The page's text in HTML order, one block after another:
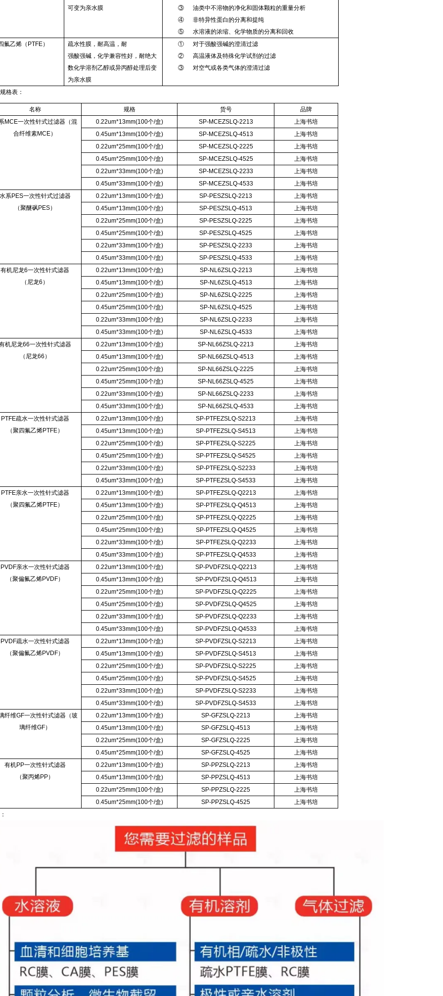
可变为亲水膜
③ 油类中不溶物的净化和固体颗粒的重量分析
④ 非特异性蛋白的分离和提纯
⑤ 水溶液的浓缩、化学物质的分离和回收
氟乙烯（PTFE）
疏水性膜，耐高温，耐
强酸强碱，化学兼容性好，耐绝大
数化学溶剂乙醇或异丙醇处理后变
为亲水膜
① 对于强酸强碱的澄清过滤
② 高温液体及特殊化学试剂的过滤
③ 对空气或各类气体的澄清过滤
格表：
名称 规格 货号
品牌
MCE一次性针式过滤器（混
合纤维素MCE）
0.22um*13mm(100个/盒) SP-MCEZSLQ-2213
上海书培
0.45um*13mm(100个/盒)
SP-MCEZSLQ-4513
上海书培
0.22um*25mm(100个/盒)
SP-MCEZSLQ-2225
上海书培
0.45um*25mm(100个/盒)
SP-MCEZSLQ-4525
上海书培
0.22um*33mm(100个/盒)
SP-MCEZSLQ-2233
上海书培
0.45um*33mm(100个/盒)
SP-MCEZSLQ-4533
上海书培
系PES一次性针式过滤器
（聚醚砜PES）
0.22um*13mm(100个/盒) SP-PESZSLQ-2213
上海书培
0.45um*13mm(100个/盒)
SP-PESZSLQ-4513
上海书培
0.22um*25mm(100个/盒)
SP-PESZSLQ-2225
上海书培
0.45um*25mm(100个/盒)
SP-PESZSLQ-4525
上海书培
0.22um*33mm(100个/盒)
SP-PESZSLQ-2233
上海书培
0.45um*33mm(100个/盒)
SP-PESZSLQ-4533
上海书培
有机尼龙6一次性针式滤器
（尼龙6）
0.22um*13mm(100个/盒) SP-NL6ZSLQ-2213
上海书培
0.45um*13mm(100个/盒)
SP-NL6ZSLQ-4513
上海书培
0.22um*25mm(100个/盒)
SP-NL6ZSLQ-2225
上海书培
0.45um*25mm(100个/盒)
SP-NL6ZSLQ-4525
上海书培
0.22um*33mm(100个/盒)
SP-NL6ZSLQ-2233
上海书培
0.45um*33mm(100个/盒)
SP-NL6ZSLQ-4533
上海书培
机尼龙66一次性针式滤器
（尼龙66）
0.22um*13mm(100个/盒) SP-NL66ZSLQ-2213
上海书培
0.45um*13mm(100个/盒)
SP-NL66ZSLQ-4513
上海书培
0.22um*25mm(100个/盒)
SP-NL66ZSLQ-2225
上海书培
0.45um*25mm(100个/盒)
SP-NL66ZSLQ-4525
上海书培
0.22um*33mm(100个/盒)
SP-NL66ZSLQ-2233
上海书培
0.45um*33mm(100个/盒)
SP-NL66ZSLQ-4533
上海书培
PTFE疏水一次性针式滤器
（聚四氟乙烯PTFE）
0.22um*13mm(100个/盒) SP-PTFEZSLQ-S2213
上海书培
0.45um*13mm(100个/盒)
SP-PTFEZSLQ-S4513
上海书培
0.22um*25mm(100个/盒)
SP-PTFEZSLQ-S2225
上海书培
0.45um*25mm(100个/盒)
SP-PTFEZSLQ-S4525
上海书培
0.22um*33mm(100个/盒)
SP-PTFEZSLQ-S2233
上海书培
0.45um*33mm(100个/盒)
SP-PTFEZSLQ-S4533
上海书培
PTFE亲水一次性针式滤器
（聚四氟乙烯PTFE）
0.22um*13mm(100个/盒) SP-PTFEZSLQ-Q2213
上海书培
0.45um*13mm(100个/盒)
SP-PTFEZSLQ-Q4513
上海书培
0.22um*25mm(100个/盒)
SP-PTFEZSLQ-Q2225
上海书培
0.45um*25mm(100个/盒)
SP-PTFEZSLQ-Q4525
上海书培
0.22um*33mm(100个/盒)
SP-PTFEZSLQ-Q2233
上海书培
0.45um*33mm(100个/盒)
SP-PTFEZSLQ-Q4533
上海书培
PVDF亲水一次性针式滤器
（聚偏氟乙烯PVDF）
0.22um*13mm(100个/盒) SP-PVDFZSLQ-Q2213
上海书培
0.45um*13mm(100个/盒)
SP-PVDFZSLQ-Q4513
上海书培
0.22um*25mm(100个/盒)
SP-PVDFZSLQ-Q2225
上海书培
0.45um*25mm(100个/盒)
SP-PVDFZSLQ-Q4525
上海书培
0.22um*33mm(100个/盒)
SP-PVDFZSLQ-Q2233
上海书培
0.45um*33mm(100个/盒)
SP-PVDFZSLQ-Q4533
上海书培
PVDF疏水一次性针式滤器
（聚偏氟乙烯PVDF）
0.22um*13mm(100个/盒) SP-PVDFZSLQ-S2213
上海书培
0.45um*13mm(100个/盒)
SP-PVDFZSLQ-S4513
上海书培
0.22um*25mm(100个/盒)
SP-PVDFZSLQ-S2225
上海书培
0.45um*25mm(100个/盒)
SP-PVDFZSLQ-S4525
上海书培
0.22um*33mm(100个/盒)
SP-PVDFZSLQ-S2233
上海书培
0.45um*33mm(100个/盒)
SP-PVDFZSLQ-S4533
上海书培
纤维GF一次性针式滤器（玻
璃纤维GF）
0.22um*13mm(100个/盒) SP-GFZSLQ-2213
上海书培
0.45um*13mm(100个/盒)
SP-GFZSLQ-4513
上海书培
0.22um*25mm(100个/盒)
SP-GFZSLQ-2225
上海书培
0.45um*25mm(100个/盒)
SP-GFZSLQ-4525
上海书培
有机PP一次性针式滤器
（聚丙烯PP）
0.22um*13mm(100个/盒) SP-PPZSLQ-2213
上海书培
0.45um*13mm(100个/盒)
SP-PPZSLQ-4513
上海书培
0.22um*25mm(100个/盒)
SP-PPZSLQ-2225
上海书培
0.45um*25mm(100个/盒)
SP-PPZSLQ-4525
上海书培